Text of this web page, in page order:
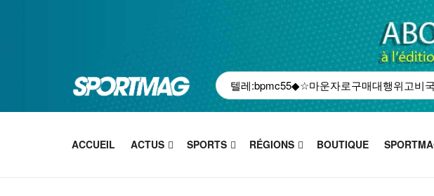
ACCUEIL ACTUS SPORTS RÉGIONS BOUTIQUE